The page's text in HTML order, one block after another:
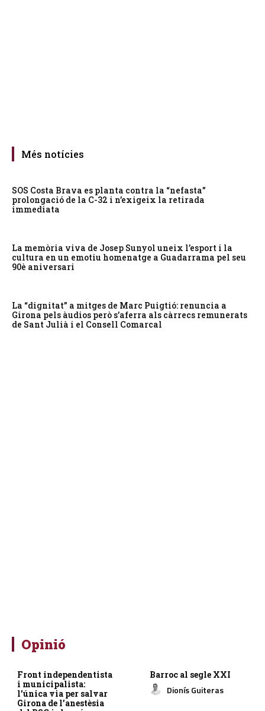
Més notícies
SOS Costa Brava es planta contra la “nefasta”
prolongació de la C-32 i n’exigeix la retirada
immediata
La memòria viva de Josep Sunyol uneix l’esport i la
cultura en un emotiu homenatge a Guadarrama pel seu
90è aniversari
La “dignitat” a mitges de Marc Puigtió: renuncia a
Girona pels àudios però s’aferra als càrrecs remunerats
de Sant Julià i el Consell Comarcal
Opinió
Front independentista
i municipalista:
l’única via per salvar
Girona de l’anestèsia
Barroc al segle XXI
Dionís Guiteras